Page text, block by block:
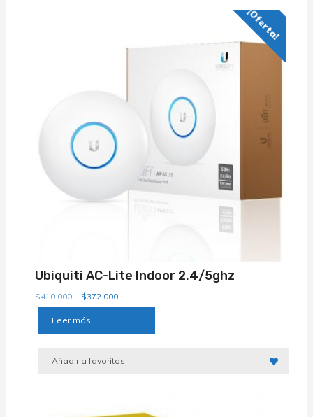
¡Oferta!
Ubiquiti AC-Lite Indoor 2.4/5ghz
$410.000
El
precio
original
era:
$372.000El
precio
es:
Leer más
Añadir a favoritos